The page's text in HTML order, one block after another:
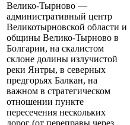
Велико-Тырново —
административный центр
Великотырновской области и
общины Велико-Тырново в
Болгарии, на скалистом
склоне долины излучистой
реки Янтры, в северных
предгорьях Балкан, на
важном в стратегическом
отношении пункте
пересечения нескольких
дорог (от переправы через